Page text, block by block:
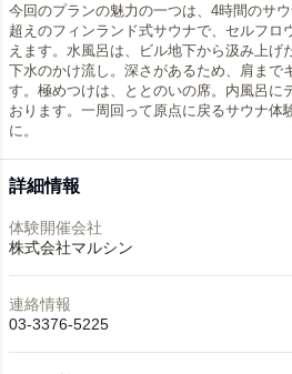
今回のプランの魅力の一つは、4時間のサ
超えのフィンランド式サウナで、セルフロ
えます。水風呂は、ビル地下から汲み上げ
下水のかけ流し。深さがあるため、肩まで
す。極めつけは、ととのいの席。内風呂に
おります。一周回って原点に戻るサウナ体
に。
詳細情報
体験開催会社
株式会社マルシン
連絡情報
03-3376-5225